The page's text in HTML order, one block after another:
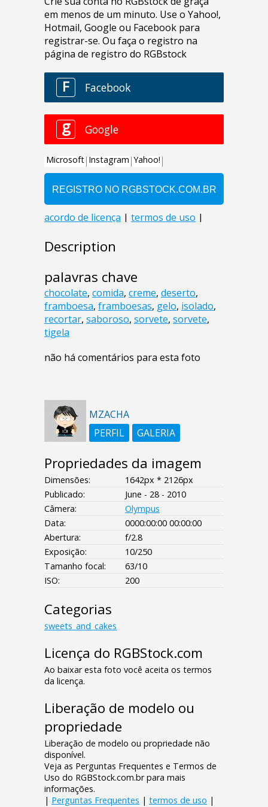
Description
palavras chave
chocolate, comida, creme, deserto,
framboesa, framboesas, gelo, isolado,
recortar, saboroso, sorvete, sorvete,
tigela
não há comentários para esta foto
MZACHA
PERFIL
GALERIA
Propriedades da imagem
Dimensões:
1642px * 2126px
Publicado:
June - 28 - 2010
Câmera:
Olympus
Data:
0000:00:00 00:00:00
Abertura:
f/2.8
Exposição:
10/250
Tamanho focal:
63/10
ISO:
200
Categorias
sweets_and_cakes
Licença do RGBStock.com
Ao baixar esta foto você aceita os termos
da licença.
Liberação de modelo ou
propriedade
Liberação de modelo ou propriedade não
disponível.
Veja as Perguntas Frequentes e Termos de
Uso do RGBStock.com.br para mais
informações.
| Perguntas Frequentes | termos de uso |